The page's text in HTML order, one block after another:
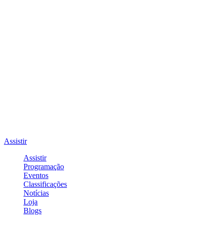
Assistir
Assistir
Programação
Eventos
Classificações
Notícias
Loja
Blogs